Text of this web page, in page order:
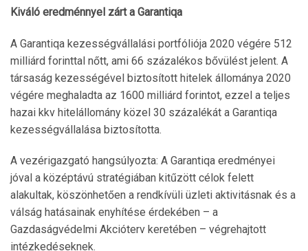
Kiváló eredménnyel zárt a Garantiqa
A Garantiqa kezességvállalási portfóliója 2020 végére 512
milliárd forinttal nőtt, ami 66 százalékos bővülést jelent. A
társaság kezességével biztosított hitelek állománya 2020
végére meghaladta az 1600 milliárd forintot, ezzel a teljes
hazai kkv hitelállomány közel 30 százalékát a Garantiqa
kezességvállalása biztosította.
A vezérigazgató hangsúlyozta: A Garantiqa eredményei
jóval a középtávú stratégiában kitűzött célok felett
alakultak, köszönhetően a rendkívüli üzleti aktivitásnak és a
válság hatásainak enyhítése érdekében – a
Gazdaságvédelmi Akcióterv keretében – végrehajtott
intézkedéseknek.